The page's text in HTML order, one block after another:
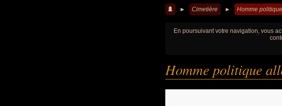
► Cimetière ► Homme
En poursuivant votre navigation, vous
Homme politique